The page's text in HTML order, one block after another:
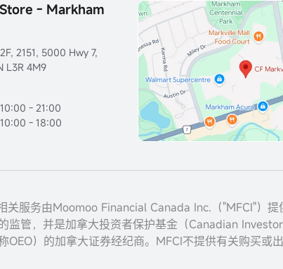
- Markham
2151, 5000 Hwy 7,
L3R 4M9
- 21:00
- 18:00
服务由Moomoo Financial Canada Inc.（"MFCI"）提
管，并是加拿大投资者保护基金（Canadian
）的加拿大证券经纪商。MFCI不提供有关购买或